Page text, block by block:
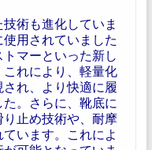
術も進化していま
用されていました
マーといった新し
れにより、軽量化
れ、より快適に履
。さらに、靴底に
止め技術や、耐摩
います。これによ